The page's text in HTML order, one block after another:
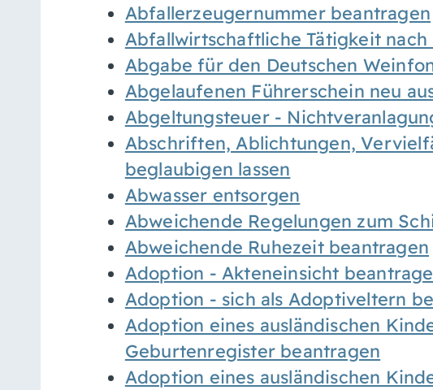
Abfallerzeugernummer beantragen
Abfallwirtschaftliche Tätigkeit
Abgabe für den Deutschen
Abgelaufenen Führerschein neu
Abgeltungsteuer -
Abschriften, Ablichtungen,
beglaubigen lassen
Abwasser entsorgen
Abweichende Regelungen zum
Abweichende Ruhezeit beantragen
Adoption - Akteneinsicht
Adoption - sich als Adoptiveltern
Adoption eines ausländischen
Geburtenregister beantragen
Adoption eines ausländischen